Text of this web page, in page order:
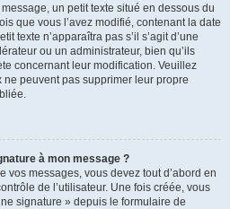
un petit texte situé en dessous du
que vous l’avez modifié, contenant la date
texte n’apparaîtra pas s’il s’agit d’une
ou un administrateur, bien qu’ils
concernant leur modification. Veuillez
peuvent pas supprimer leur propre
à mon message ?
vos messages, vous devez tout d’abord en
de l’utilisateur. Une fois créée, vous
signature » depuis le formulaire de